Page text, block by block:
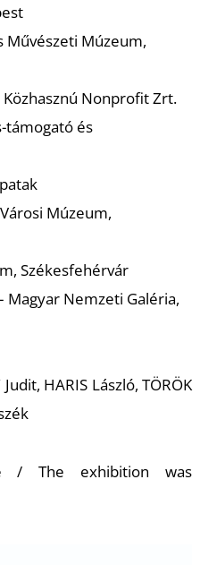
Művészeti Múzeum,
Nonprofit Zrt.
támogató és
Múzeum,
Székesfehérvár
Magyar Nemzeti Galéria,
HARIS László, TÖRÖK
/The exhibition was